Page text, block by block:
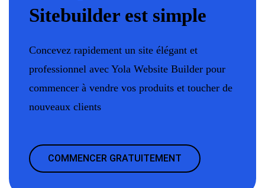
Sitebuilder est simple
Concevez rapidement un site élégant et
professionnel avec Yola Website Builder pour
commencer à vendre vos produits et toucher de
nouveaux clients
COMMENCER GRATUITEMENT